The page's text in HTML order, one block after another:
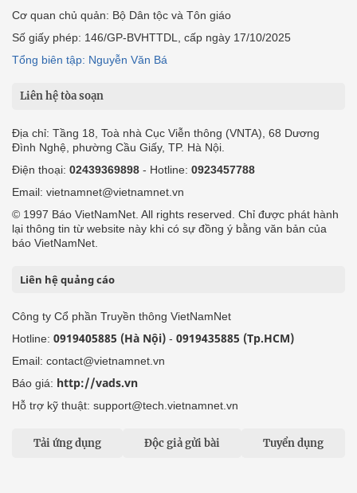
Cơ quan chủ quản: Bộ Dân tộc và Tôn giáo
Số giấy phép: 146/GP-BVHTTDL, cấp ngày 17/10/2025
Tổng biên tập: Nguyễn Văn Bá
Liên hệ tòa soạn
Địa chỉ: Tầng 18, Toà nhà Cục Viễn thông (VNTA), 68 Dương
Đình Nghệ, phường Cầu Giấy, TP. Hà Nội.
Điện thoại: 02439369898 - Hotline: 0923457788
Email: vietnamnet@vietnamnet.vn
© 1997 Báo VietNamNet. All rights reserved. Chỉ được phát hành
lại thông tin từ website này khi có sự đồng ý bằng văn bản của
báo VietNamNet.
Liên hệ quảng cáo
Công ty Cổ phần Truyền thông VietNamNet
Hotline: 0919405885 (Hà Nội) - 0919435885 (Tp.HCM)
Email: contact@vietnamnet.vn
Báo giá: http://vads.vn
Hỗ trợ kỹ thuật: support@tech.vietnamnet.vn
Tải ứng dụng Độc giả gửi bài Tuyển dụng